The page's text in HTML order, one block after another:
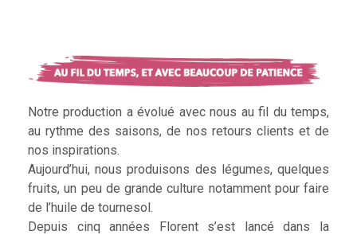
Notre production a évolué avec nous au fil du temps,
au rythme des saisons, de nos retours clients et de
nos inspirations.
Aujourd’hui, nous produisons des légumes, quelques
fruits, un peu de grande culture notamment pour faire
de l’huile de tournesol.
Depuis cinq années Florent s’est lancé dans la